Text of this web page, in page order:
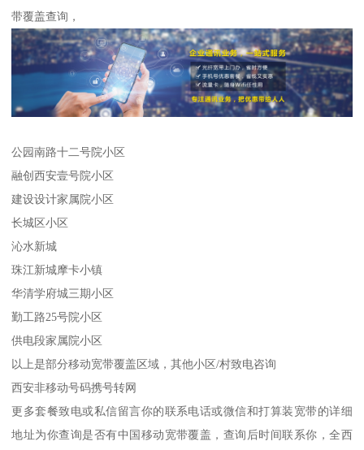
带覆盖查询，
公园南路十二号院小区
融创西安壹号院小区
建设设计家属院小区
长城区小区
沁水新城
珠江新城摩卡小镇
华清学府城三期小区
勤工路25号院小区
供电段家属院小区
以上是部分移动宽带覆盖区域，其他小区/村致电咨询
西安非移动号码携号转网
更多套餐致电或私信留言你的联系电话或微信和打算装宽带的详细
地址为你查询是否有中国移动宽带覆盖，查询后时间联系你，全西